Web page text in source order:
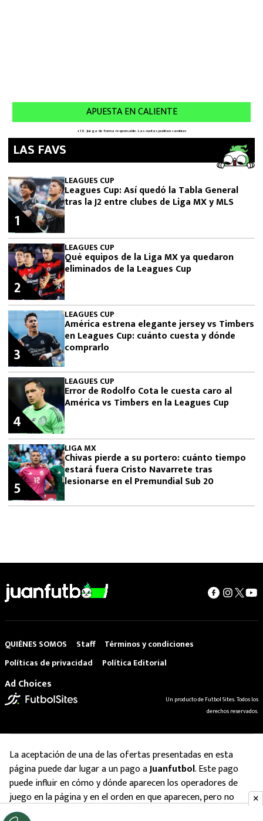
LAS FAVS
LEAGUES CUP
Leagues Cup: Así quedó la Tabla General
tras la J2 entre clubes de Liga MX y MLS
1
LEAGUES CUP
Qué equipos de la Liga MX ya quedaron
eliminados de la Leagues Cup
2
LEAGUES CUP
América estrena elegante jersey vs Timbers
en Leagues Cup: cuánto cuesta y dónde
comprarlo
3
LEAGUES CUP
Error de Rodolfo Cota le cuesta caro al
América vs Timbers en la Leagues Cup
4
LIGA MX
Chivas pierde a su portero: cuánto tiempo
estará fuera Cristo Navarrete tras
lesionarse en el Premundial Sub 20
5
QUIÉNES SOMOS Staff
Términos y condiciones
Políticas de privacidad
Política Editorial
Ad Choices
Un producto de Futbol Sites. Todos los
derechos reservados.
La aceptación de una de las ofertas presentadas en esta
página puede dar lugar a un pago aJuanfutbol. Este pago
puede influir en cómo y dónde aparecen los operadores de
juego en la página y en el orden en que aparecen, pero no
influye en nuestras evaluaciones.